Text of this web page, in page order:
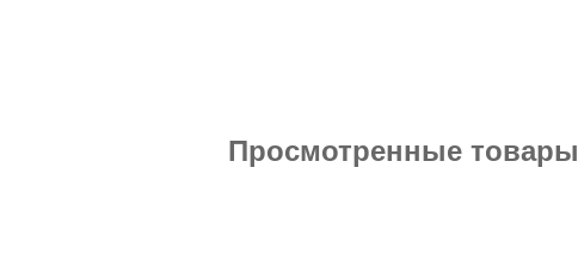
Просмотренные товары